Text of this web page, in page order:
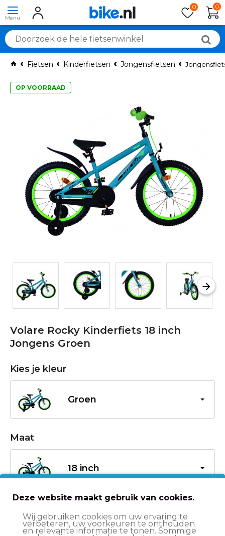
0 0
Fietsen Kinderfietsen Jongensfietsen
OP VOORRAAD
Volare Rocky Kinderfiets 18 inch
Jongens Groen
Kies je kleur
Groen
Maat
18 inch
Welke maat moet ik kiezen? (Kinderfietsen)
Deze website maakt gebruik van cookies.
Wij gebruiken cookies om uw ervaring te
verbeteren, uw voorkeuren te onthouden
en relevante informatie te tonen. Sommige